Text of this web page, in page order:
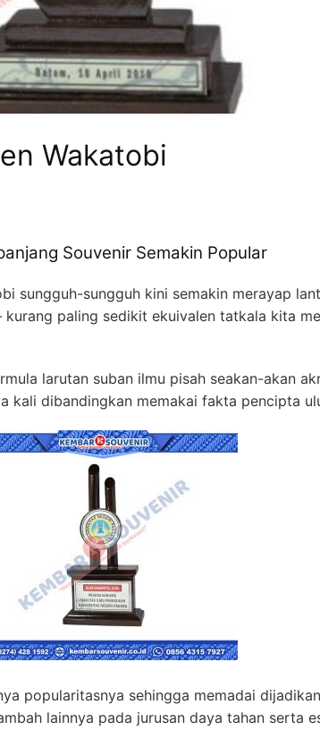
Wakatobi
Souvenir Semakin Popular
sungguh-sungguh kini semakin merayap
paling sedikit ekuivalen tatkala kita
larutan suban ilmu pisah seakan-akan
kali dibandingkan memakai fakta pencipta
popularitasnya sehingga memadai
lainnya pada jurusan daya tahan serta